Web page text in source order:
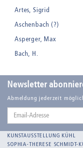
Artes, Sigrid
Aschenbach (?)
Asperger, Max
Bach, H.
Balden, Theo ,
Balden-Wolff,
Bankroth, Bernd
Bankroth, Ursula
Barth, Arthur Julius
Newsletter
Abmeldung jederzeit
Email-
KUNSTAUSSTELLUNG KÜHL
SOPHIA-THERESE SCHMIDT-